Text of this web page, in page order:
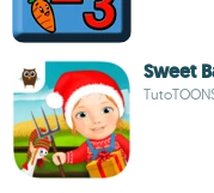
Sweet